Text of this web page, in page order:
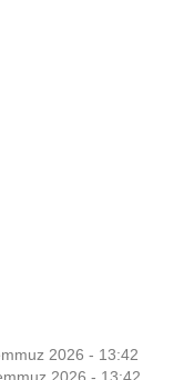
2026 - 13:42